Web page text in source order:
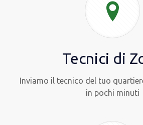
Tecnici di
Inviamo il tecnico del tuo
in pochi minuti